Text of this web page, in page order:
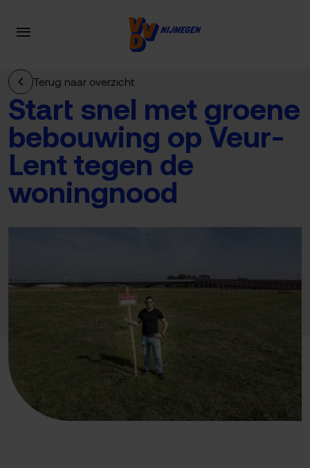
Terug naar overzicht
Start snel met groene
bebouwing op Veur-
Lent tegen de
woningnood